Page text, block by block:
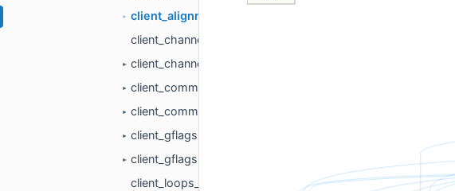
►
client_alignment.h
client_channel_checker.cc
► client_channel_checker.h
► client_common.cc
► client_common.h
► client_gflags.cc
►
client_gflags.h
client_loops_check.cc